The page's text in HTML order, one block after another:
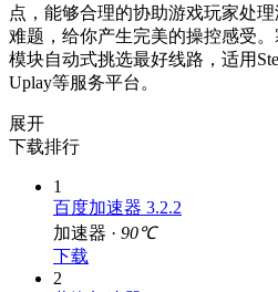
点，能够合理的协助游戏玩家处
难题，给你产生完美的操控感受
模块自动式挑选最好线路，适用
Uplay等服务平台。
展开
下载排行
1
百度加速器 3.2.2
加速器 · 90℃
下载
2